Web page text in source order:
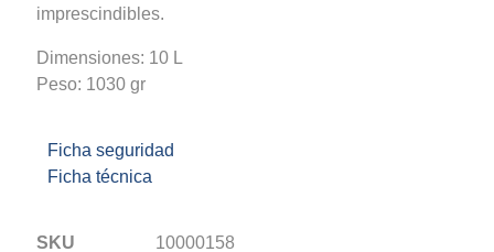
imprescindibles.
Dimensiones: 10 L
Peso: 1030 gr
Ficha seguridad
Ficha técnica
SKU
10000158